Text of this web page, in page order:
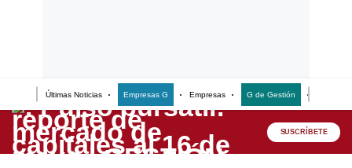
Últimas Noticias Empresas G Empresas G de Gestión
Lo último
Peru Quiosco SUSCRÍBETE